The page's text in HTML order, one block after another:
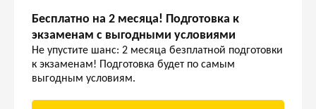
Бесплатно на 2 месяца! Подготовка к
экзаменам с выгодными условиями
Не упустите шанс: 2 месяца безплатной подготовки
к экзаменам! Подготовка будет по самым
выгодным условиям.